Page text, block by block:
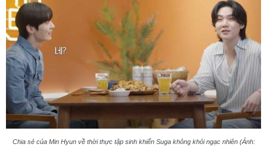
Chia sẻ của Min Hyun về thời thực tập sinh khiến Suga không khỏi ngạc nhiên (Ảnh: